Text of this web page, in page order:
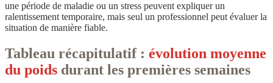
une période de maladie ou un stress peuvent expliquer un
ralentissement temporaire, mais seul un professionnel peut évaluer la
situation de manière fiable.
Tableau récapitulatif : évolution moyenne
du poids durant les premières semaines